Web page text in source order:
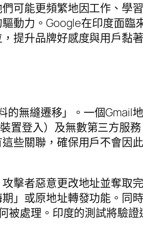
可能更頻繁地因工作、學
動力。Google在印度面臨
提升品牌好感度與用戶黏
的無縫遷移」。一個Gmail
置登入）及無數第三方服
些關聯，確保用戶不會因
擊者惡意更改地址並奪取
」或原地址轉發功能。同
被處理。印度的測試將驗證